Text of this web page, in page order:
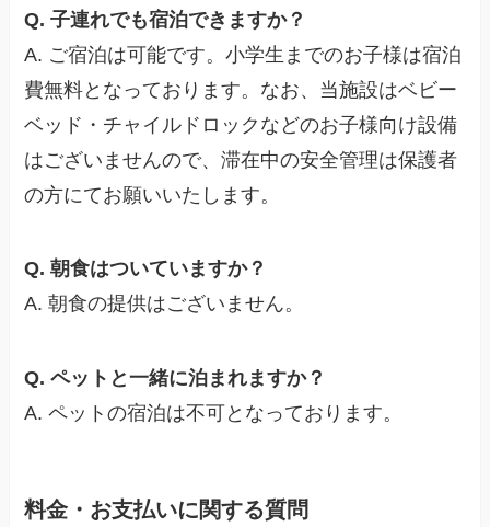
Q. 子連れでも宿泊できますか？
A. ご宿泊は可能です。小学生までのお子様は宿泊
費無料となっております。なお、当施設はベビー
ベッド・チャイルドロックなどのお子様向け設備
はございませんので、滞在中の安全管理は保護者
の方にてお願いいたします。
Q. 朝食はついていますか？
A. 朝食の提供はございません。
Q. ペットと一緒に泊まれますか？
A. ペットの宿泊は不可となっております。
料金・お支払いに関する質問